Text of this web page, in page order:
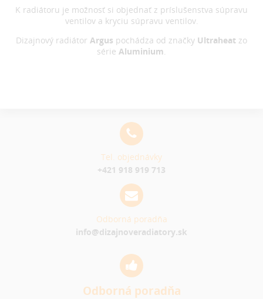
K radiátoru je možnosť si objednať z príslušenstva súpravu
ventilov a kryciu súpravu ventilov.
Dizajnový radiátor Argus pochádza od značky Ultraheat zo
série Aluminium.
Tel. objednávky
+421 918 919 713
Odborná poradňa
info@dizajnoveradiatory.sk
Odborná poradňa